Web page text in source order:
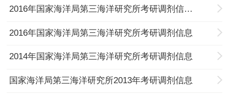
2016年国家海洋局第三海洋研究所考研调剂信息发布
2016年国家海洋局第三海洋研究所考研调剂信息
2014年国家海洋局第三海洋研究所考研调剂信息
国家海洋局第三海洋研究所2013年考研调剂信息